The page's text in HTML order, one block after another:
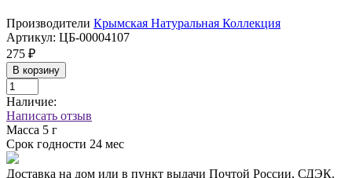
Производители Крымская Натуральная Коллекция
Артикул: ЦБ-00004107
275 ₽
В корзину
Наличие:
Написать отзыв
Масса 5 г
Срок годности 24 мес
Доставка на дом или в пункт выдачи Почтой России, СДЭК.